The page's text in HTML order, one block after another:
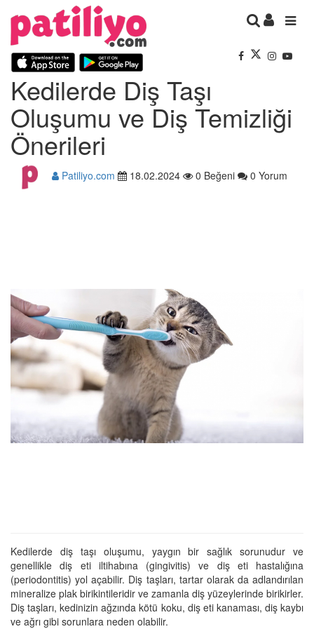
Kedilerde Diş Taşı
Oluşumu ve Diş Temizliği
Önerileri
Patiliyo.com 18.02.2024 0 Beğeni 0 Yorum
Kedilerde diş taşı oluşumu, yaygın bir sağlık sorunudur ve
genellikle diş eti iltihabına (gingivitis) ve diş eti hastalığına
(periodontitis) yol açabilir. Diş taşları, tartar olarak da adlandırılan
mineralize plak birikintileridir ve zamanla diş yüzeylerinde birikirler.
Diş taşları, kedinizin ağzında kötü koku, diş eti kanaması, diş kaybı
ve ağrı gibi sorunlara neden olabilir.